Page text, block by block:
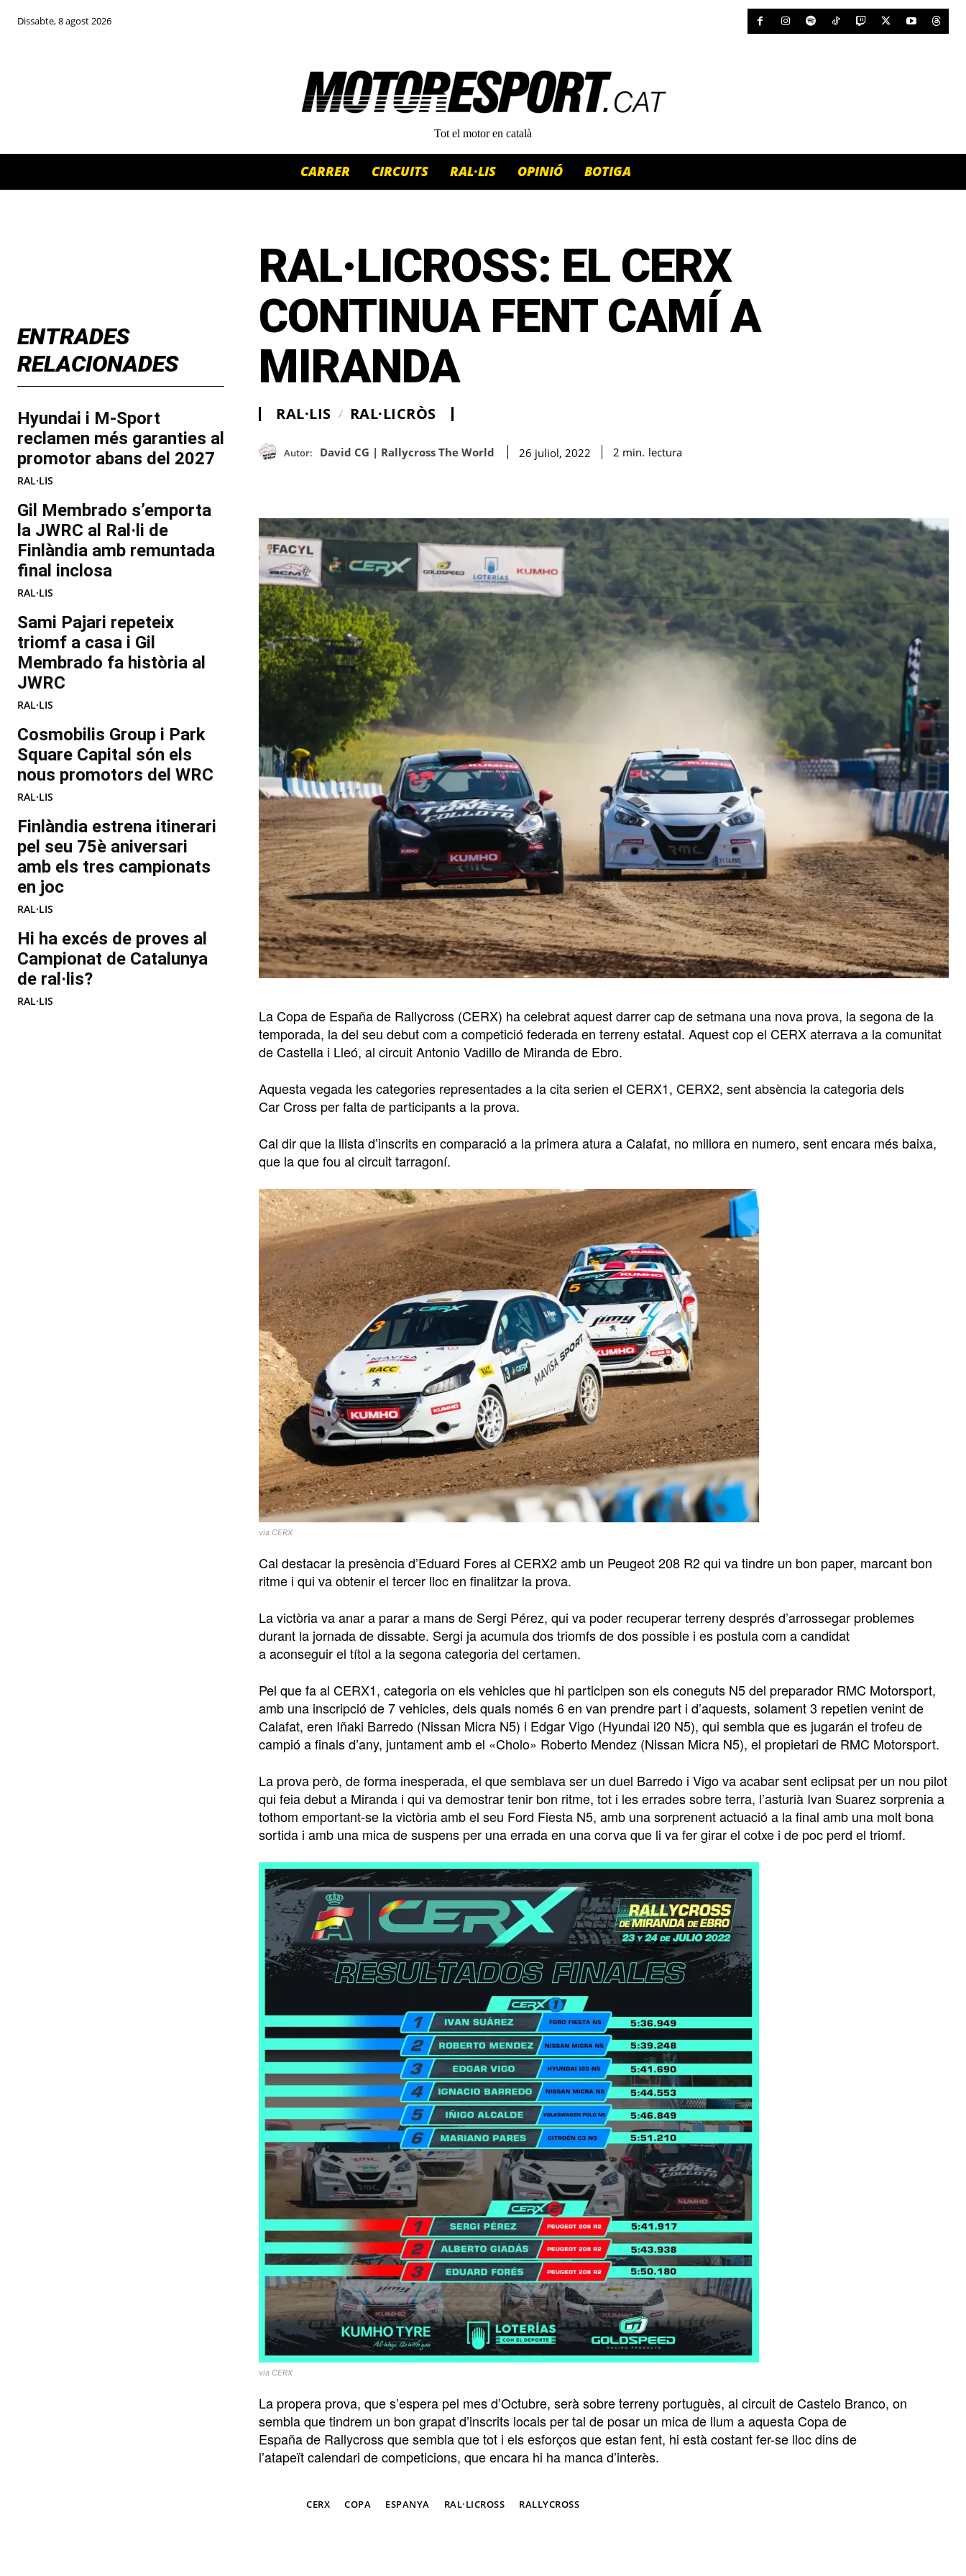
Dissabte, 8 agost 2026
Tot el motor en català
CARRER CIRCUITS RAL·LIS OPINIÓ BOTIGA
ENTRADES
RELACIONADES
Hyundai i M-Sport
reclamen més garanties al
promotor abans del 2027
RAL·LIS
Gil Membrado s’emporta
la JWRC al Ral·li de
Finlàndia amb remuntada
final inclosa
RAL·LIS
Sami Pajari repeteix
triomf a casa i Gil
Membrado fa història al
JWRC
RAL·LIS
Cosmobilis Group i Park
Square Capital són els
nous promotors del WRC
RAL·LIS
Finlàndia estrena itinerari
pel seu 75è aniversari
amb els tres campionats
en joc
RAL·LIS
Hi ha excés de proves al
Campionat de Catalunya
de ral·lis?
RAL·LIS
RAL·LICROSS: EL CERX
CONTINUA FENT CAMÍ A
MIRANDA
RAL·LIS RAL·LICRÒS
Autor: David CG | Rallycross The World 26 juliol, 2022 2 min. lectura
La Copa de España de Rallycross (CERX) ha celebrat aquest darrer cap de setmana una nova prova, la segona de la
temporada, la del seu debut com a competició federada en terreny estatal. Aquest cop el CERX aterrava a la comunitat
de Castella i Lleó, al circuit Antonio Vadillo de Miranda de Ebro.
Aquesta vegada les categories representades a la cita serien el CERX1, CERX2, sent absència la categoria dels
Car Cross per falta de participants a la prova.
Cal dir que la llista d’inscrits en comparació a la primera atura a Calafat, no millora en numero, sent encara més baixa,
que la que fou al circuit tarragoní.
via CERX
Cal destacar la presència d’Eduard Fores al CERX2 amb un Peugeot 208 R2 qui va tindre un bon paper, marcant bon
ritme i qui va obtenir el tercer lloc en finalitzar la prova.
La victòria va anar a parar a mans de Sergi Pérez, qui va poder recuperar terreny després d’arrossegar problemes
durant la jornada de dissabte. Sergi ja acumula dos triomfs de dos possible i es postula com a candidat
a aconseguir el títol a la segona categoria del certamen.
Pel que fa al CERX1, categoria on els vehicles que hi participen son els coneguts N5 del preparador RMC Motorsport,
amb una inscripció de 7 vehicles, dels quals només 6 en van prendre part i d’aquests, solament 3 repetien venint de
Calafat, eren Iñaki Barredo (Nissan Micra N5) i Edgar Vigo (Hyundai i20 N5), qui sembla que es jugarán el trofeu de
campió a finals d’any, juntament amb el «Cholo» Roberto Mendez (Nissan Micra N5), el propietari de RMC Motorsport.
La prova però, de forma inesperada, el que semblava ser un duel Barredo i Vigo va acabar sent eclipsat per un nou pilot
qui feia debut a Miranda i qui va demostrar tenir bon ritme, tot i les errades sobre terra, l’asturià Ivan Suarez sorprenia a
tothom emportant-se la victòria amb el seu Ford Fiesta N5, amb una sorprenent actuació a la final amb una molt bona
sortida i amb una mica de suspens per una errada en una corva que li va fer girar el cotxe i de poc perd el triomf.
via CERX
La propera prova, que s’espera pel mes d’Octubre, serà sobre terreny portuguès, al circuit de Castelo Branco, on
sembla que tindrem un bon grapat d’inscrits locals per tal de posar un mica de llum a aquesta Copa de
España de Rallycross que sembla que tot i els esforços que estan fent, hi està costant fer-se lloc dins de
l’atapeït calendari de competicions, que encara hi ha manca d’interès.
CERX COPA ESPANYA RAL·LICROSS RALLYCROSS